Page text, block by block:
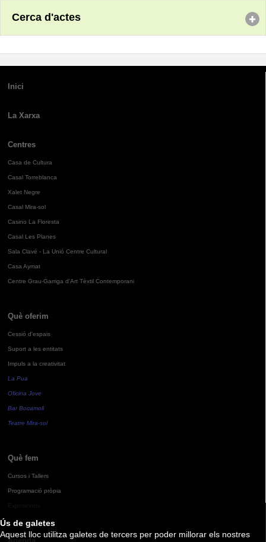
Ús de galetes
Aquest lloc utilitza galetes de tercers per poder millorar els nostres
Cerca d'actes
Inici
La Xarxa
Centres
Casa de Cultura
Casal Torreblanca
Xalet Negre
Casal Mira-sol
Casino La Floresta
Casal Les Planes
Sala Clavé - La Unió Centre Cultural
Casa Aymat
Centre Grau-Garriga d'Art Tèxtil Contemporani
Què oferim
Cessió d'espais
Suport a les entitats
Impuls a la creativitat
La Pua
Oficina Jove
Bar Bocamoll
Teatre Mira-sol
Què fem
Cursos i Tallers
Programació pròpia